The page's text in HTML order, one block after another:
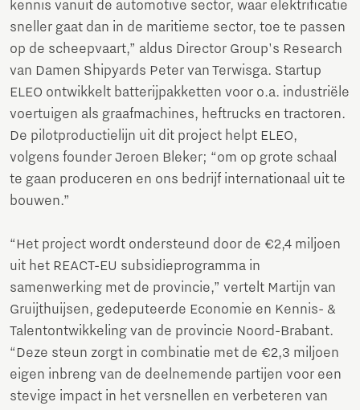
kennis vanuit de automotive sector, waar elektrificatie
sneller gaat dan in de maritieme sector, toe te passen
op de scheepvaart,” aldus Director Group's Research
van Damen Shipyards Peter van Terwisga. Startup
ELEO ontwikkelt batterijpakketten voor o.a. industriële
voertuigen als graafmachines, heftrucks en tractoren.
De pilotproductielijn uit dit project helpt ELEO,
volgens founder Jeroen Bleker; “om op grote schaal
te gaan produceren en ons bedrijf internationaal uit te
bouwen.”
“Het project wordt ondersteund door de €2,4 miljoen
uit het REACT-EU subsidieprogramma in
samenwerking met de provincie,” vertelt Martijn van
Gruijthuijsen, gedeputeerde Economie en Kennis- &
Talentontwikkeling van de provincie Noord-Brabant.
“Deze steun zorgt in combinatie met de €2,3 miljoen
eigen inbreng van de deelnemende partijen voor een
stevige impact in het versnellen en verbeteren van